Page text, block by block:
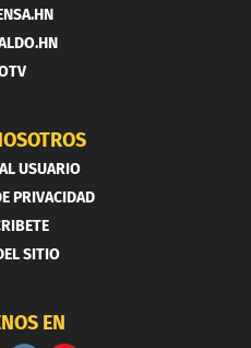
USUARIO
PRIVACIDAD
SITIO
EN